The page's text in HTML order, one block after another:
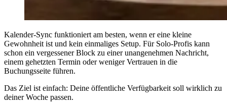
Kalender-Sync funktioniert am besten, wenn er eine kleine
Gewohnheit ist und kein einmaliges Setup. Für Solo-Profis kann
schon ein vergessener Block zu einer unangenehmen Nachricht,
einem gehetzten Termin oder weniger Vertrauen in die
Buchungsseite führen.
Das Ziel ist einfach: Deine öffentliche Verfügbarkeit soll wirklich zu
deiner Woche passen.